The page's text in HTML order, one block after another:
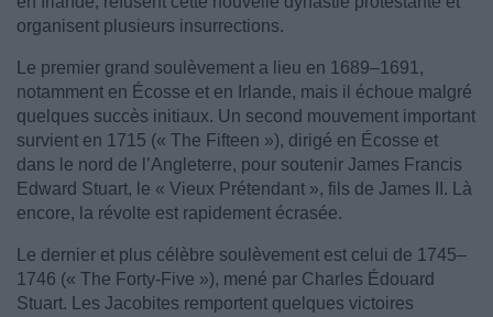
organisent plusieurs insurrections.
Le premier grand soulèvement a lieu en 1689–1691,
notamment en Écosse et en Irlande, mais il échoue malgré
quelques succès initiaux. Un second mouvement important
survient en 1715 (« The Fifteen »), dirigé en Écosse et
dans le nord de l’Angleterre, pour soutenir James Francis
Edward Stuart, le « Vieux Prétendant », fils de James II. Là
encore, la révolte est rapidement écrasée.
Le dernier et plus célèbre soulèvement est celui de 1745–
1746 (« The Forty-Five »), mené par Charles Édouard
Stuart. Les Jacobites remportent quelques victoires